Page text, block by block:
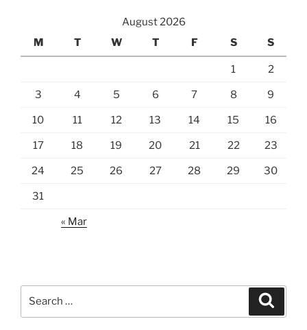
August 2026
M
T W T F S S
1 2
3 4 5 6 7 8 9
10 11 12 13 14 15 16
17 18 19 20 21 22 23
24 25 26 27 28 29 30
31
« Mar